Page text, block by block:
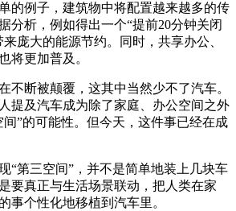
的例子，建筑物中将配置越来越多的传
分析，例如得出一个“提前20分钟关闭
庞大的能源节约。同时，共享办公、
将更加普及。
断被颠覆，这其中当然少不了汽车。
提及汽车成为除了家庭、办公空间之外
间”的可能性。但今天，这件事已经在成
第三空间”，并不是简单地装上几块车
要真正与生活场景联动，把人类在家
事个性化地移植到汽车里。